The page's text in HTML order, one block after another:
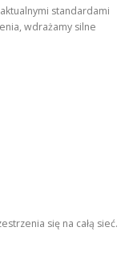
standardami
wdrażamy silne
się na całą sieć.